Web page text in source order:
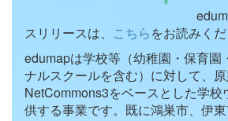
スリリースは、 こちらをお読みくだ
edumapは学校等（幼稚園・保育園
ナルスクールを含む）に対して、
NetCommons3をベースとした学校
供する事業です。既に鴻巣市、伊